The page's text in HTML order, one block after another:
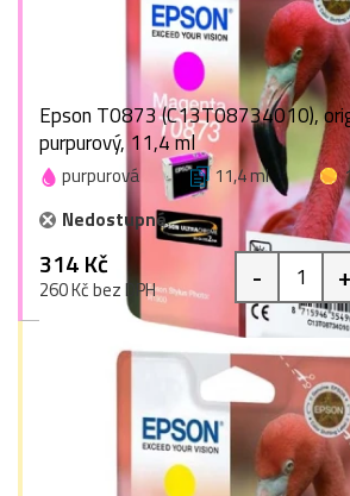
Epson T0873 (C13T08734010),
purpurový, 11,4 ml
purpurová 11,4 ml
Nedostupné
314 Kč
260 Kč bez DPH - +